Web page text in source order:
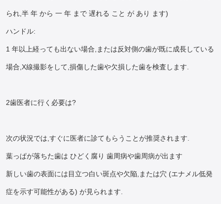
られ,半 年 から 一 年 まで 遅れる こと が あり ます)
ハンドル:
1 年以上経っても出ない場合,または反対側の歯が既に成長している
場合,X線撮影をして,損傷した歯や欠損した歯を検査します.
2歯医者に行く必要は?
次の状況では,すぐに医者に診てもらうことが推奨されます.
葉っぱが落ちた歯は ひどく腐り 歯周病や歯周病が出ます
新しい歯の表面には目立つ白い斑点や欠陥,または穴 (エナメル低発
症を示す可能性がある) が見られます.